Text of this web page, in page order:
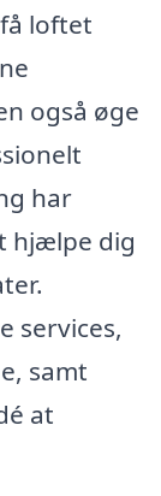
loftet
også øge
har
hjælpe dig
services,
samt
at